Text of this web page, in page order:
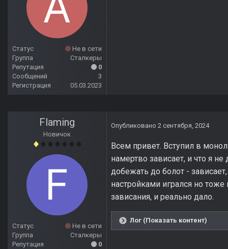
Статус
Не в сети
Группа
Сталкеры
Репутация
0
Сообщений
3
Регистрация
05.03.2023
Flaming
Новичок
Статус
Не в сети
Группа
Сталкеры
Репутация
0
Опубликовано 2 сентября, 2024
Всем привет. Вступил в
намертво зависает, и что я
добежать до болот -
настройками игрался но
зависания, и реально дало.
Лог (Показать контент)